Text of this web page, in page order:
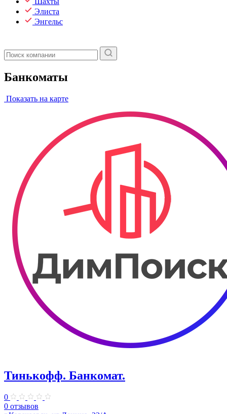
Элиста
Энгельс
Банкоматы
Показать на карте
Тинькофф. Банкомат.
0
0 отзывов